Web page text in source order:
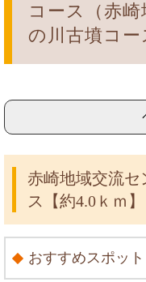
コース（赤
の川古墳コー
赤崎地域交流セ
ス【約4.0ｋｍ】
おすすめスポット